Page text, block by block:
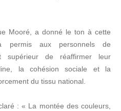
Mooré, a donné le ton à cette
permis aux personnels de
supérieur de réaffirmer leur
la cohésion sociale et la
du tissu national.
: « La montée des couleurs,